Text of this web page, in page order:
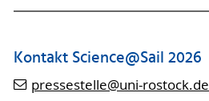
Kontakt Science@Sail 2026
pressestelle@uni-rostock.de